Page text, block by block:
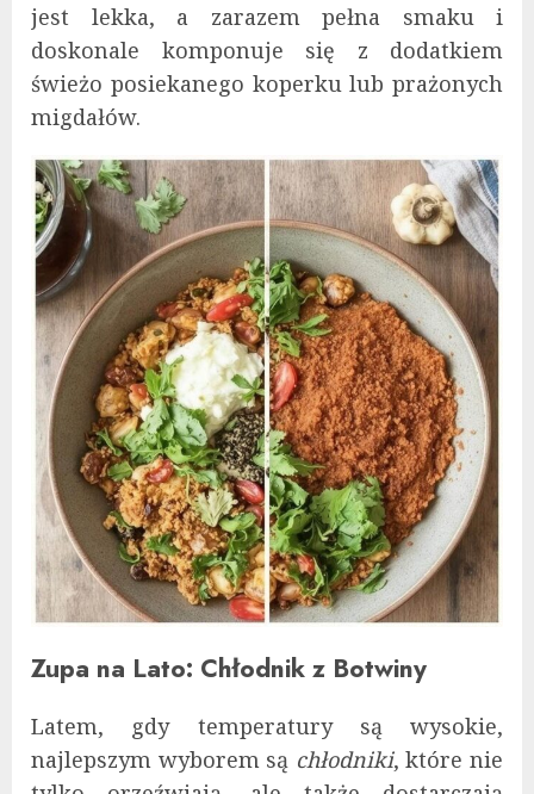
jest lekka, a zarazem pełna smaku i
doskonale komponuje się z dodatkiem
świeżo posiekanego koperku lub prażonych
migdałów.
Zupa na Lato: Chłodnik z Botwiny
Latem, gdy temperatury są wysokie,
najlepszym wyborem są chłodniki, które nie